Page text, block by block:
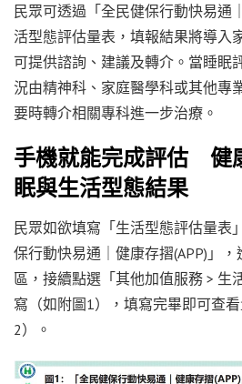
民眾可透過「全民健保行動快易通
活型態評估量表，填報結果將導入
可提供諮詢、建議及轉介。當睡眠
況由精神科、家庭醫學科或其他專
要時轉介相關專科進一步治療。
手機就能完成評估 健
眠與生活型態結果
民眾如欲填寫「生活型態評估量表
保行動快易通｜健康存摺(APP)」
區，接續點選「其他加值服務 > 生
寫（如附圖1），填寫完畢即可查
2）。